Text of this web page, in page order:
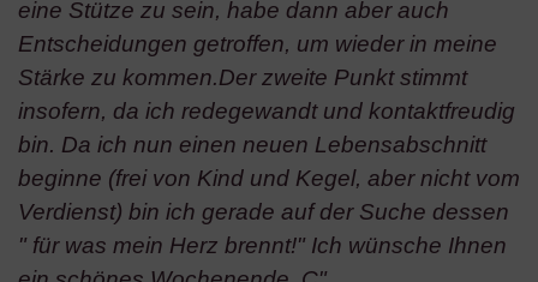
eine Stütze zu sein, habe dann aber auch
Entscheidungen getroffen, um wieder in meine
Stärke zu kommen.Der zweite Punkt stimmt
insofern, da ich redegewandt und kontaktfreudig
bin. Da ich nun einen neuen Lebensabschnitt
beginne (frei von Kind und Kegel, aber nicht vom
Verdienst) bin ich gerade auf der Suche dessen
" für was mein Herz brennt!" Ich wünsche Ihnen
Verwendung reduzierter Daten zur Auswahl von Werbeanzeigen
Verwendung von Profilen zur Auswahl personalisierter Werbung
Erstellung von Profilen zur Personalisierung von Inhalten
Verwendung von Profilen zur Auswahl personalisierter Inhalte
Messung der Werbeleistung
Messung der Performance von Inhalten
Analyse von Zielgruppen durch Statistiken oder Kombinationen
Entwicklung und Verbesserung der Angebote
Verwendung reduzierter Daten zur Auswahl von Inhalten
Besondere Features:
Verwendung genauer Standortdaten